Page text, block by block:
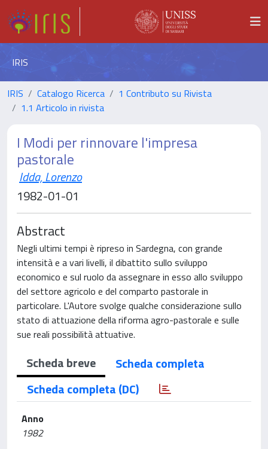
IRIS
IRIS Catalogo Ricerca
1 Contributo su Rivista
1.1 Articolo in rivista
I Modi per rinnovare l'impresa
pastorale
Idda, Lorenzo
1982-01-01
Abstract
Negli ultimi tempi è ripreso in Sardegna, con grande
intensità e a vari livelli, il dibattito sullo sviluppo
economico e sul ruolo da assegnare in esso allo sviluppo
del settore agricolo e del comparto pastorale in
particolare. L'Autore svolge qualche considerazione sullo
stato di attuazione della riforma agro-pastorale e sulle
sue reali possibilità attuative.
Scheda breve
Scheda completa
Scheda completa (DC)
Anno
1982